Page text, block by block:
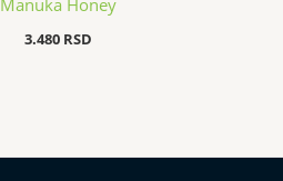
3.480 RSD